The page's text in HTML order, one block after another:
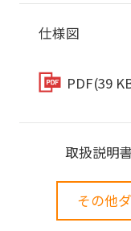
仕様図
PDF(39
取扱説明
その他